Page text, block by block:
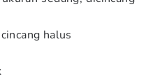
halus